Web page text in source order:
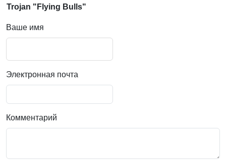
Trojan "Flying Bulls"
Ваше имя
Электронная почта
Комментарий